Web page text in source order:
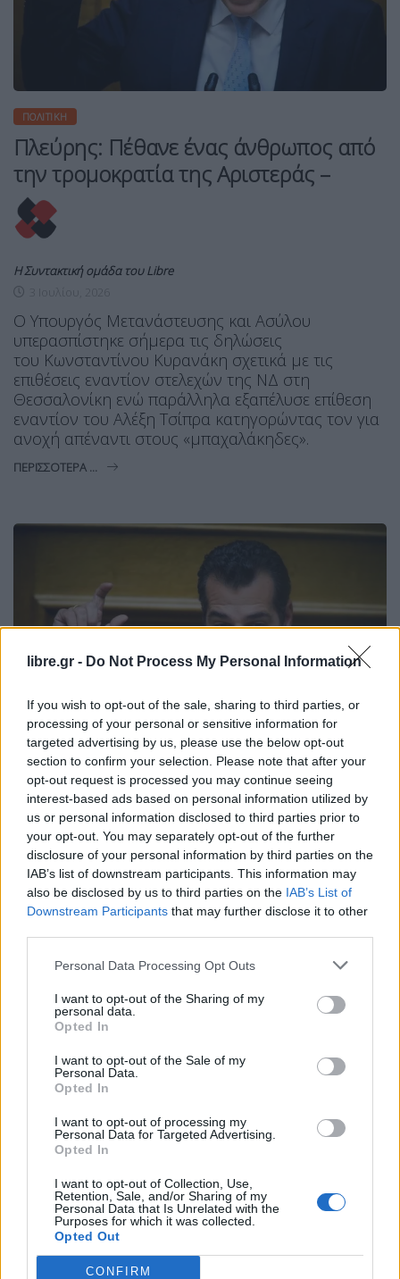
libre.gr - Do Not Process My Personal Information
If you wish to opt-out of the sale, sharing to third parties, or
processing of your personal or sensitive information for
targeted advertising by us, please use the below opt-out
section to confirm your selection. Please note that after your
opt-out request is processed you may continue seeing
interest-based ads based on personal information utilized by
us or personal information disclosed to third parties prior to
your opt-out. You may separately opt-out of the further
disclosure of your personal information by third parties on the
IAB’s list of downstream participants. This information may
also be disclosed by us to third parties on the IAB’s List of
Downstream Participants that may further disclose it to other
Personal Data Processing Opt Outs
I want to opt-out of the Sharing of my
personal data.
Opted In
I want to opt-out of the Sale of my
Personal Data.
Opted In
I want to opt-out of processing my
Personal Data for Targeted Advertising.
Opted In
I want to opt-out of Collection, Use,
Retention, Sale, and/or Sharing of my
Personal Data that Is Unrelated with the
Purposes for which it was collected.
Opted Out
CONFIRM
ΠΟΛΙΤΙΚΉ
Πλεύρης: Πέθανε ένας άνθρωπος από
την τρομοκρατία της Αριστεράς –
Η Συντακτική ομάδα του Libre
Ο Υπουργός Μετανάστευσης και Ασύλου
υπερασπίστηκε σήμερα τις δηλώσεις
του Κωνσταντίνου Κυρανάκη σχετικά με τις
επιθέσεις εναντίον στελεχών της ΝΔ στη
Θεσσαλονίκη ενώ παράλληλα εξαπέλυσε επίθεση
εναντίον του Αλέξη Τσίπρα κατηγορώντας τον για
ανοχή απέναντι στους «μπαχαλάκηδες».
ΠΕΡΙΣΣΌΤΕΡΑ ...
ΠΟΛΙΤΙΚΉ
Πλεύρης: Αλλοδαπός, με νόμιμη άδεια
διαμονής καλεί μετανάστες παράνομα-
Θα
24 Ιουνίου, 2026
Την απέλαση αλλοδαπού, με νόμιμη άδεια
με ανάρτηση του καλεί μετανάστες να έλθουν
παράνομα στο Ναύπλιο «γιατί κανείς δεν τους
ΠΕΡΙΣΣΌΤΕΡΑ ...